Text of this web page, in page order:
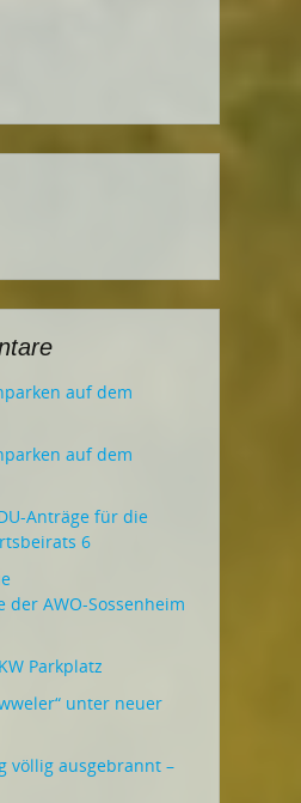
auf dem
auf dem
Anträge für die
6
AWO-Sossenheim
Parkplatz
unter neuer
völlig ausgebrannt –